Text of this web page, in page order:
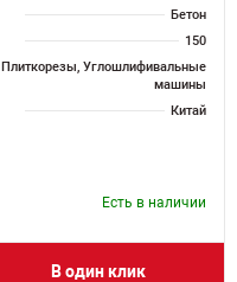
Бетон
150
Плиткорезы, Углошлифивальные
машины
Китай
Есть в наличии
В один клик